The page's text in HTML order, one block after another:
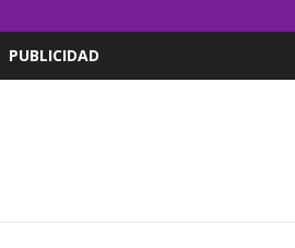
PUBLICIDAD